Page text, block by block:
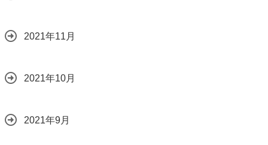
2021年11月
2021年10月
2021年9月